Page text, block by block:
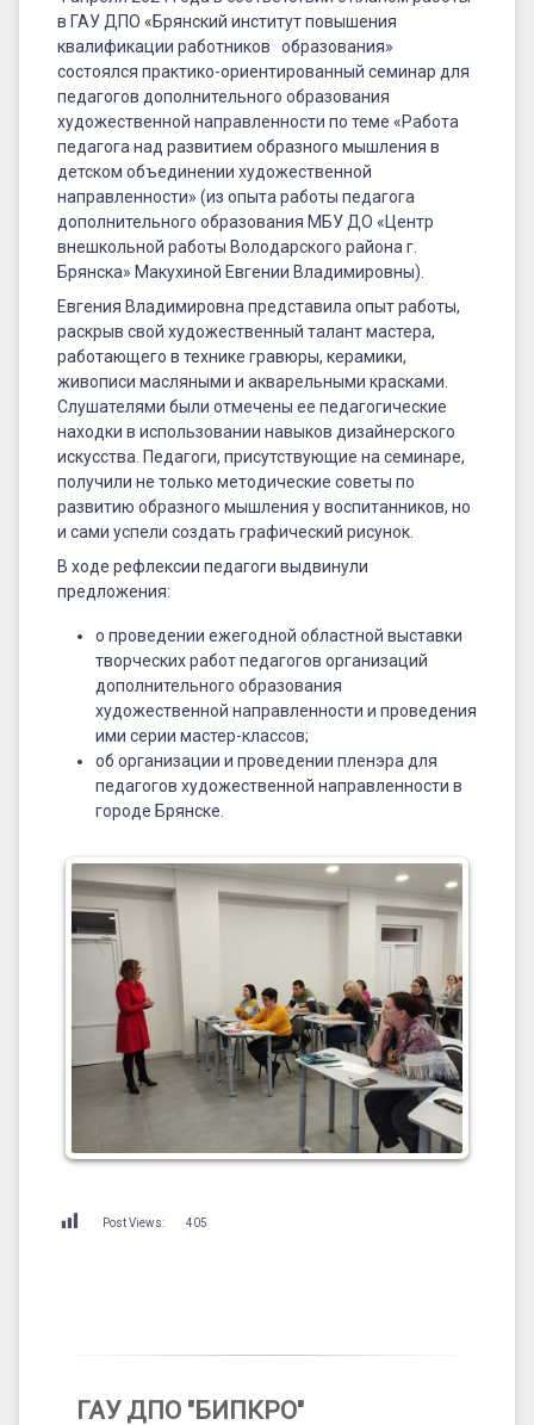
художественной
направленности»
в ГАУ ДПО «Брянский институт повышения
квалификации работников образования»
состоялся практико-ориентированный семинар для
педагогов дополнительного образования
художественной направленности по теме «Работа
педагога над развитием образного мышления в
детском объединении художественной
направленности» (из опыта работы педагога
дополнительного образования МБУ ДО «Центр
внешкольной работы Володарского района г.
Брянска» Макухиной Евгении Владимировны).
Евгения Владимировна представила опыт работы,
раскрыв свой художественный талант мастера,
работающего в технике гравюры, керамики,
живописи масляными и акварельными красками.
Слушателями были отмечены ее педагогические
находки в использовании навыков дизайнерского
искусства. Педагоги, присутствующие на семинаре,
получили не только методические советы по
развитию образного мышления у воспитанников, но
и сами успели создать графический рисунок.
В ходе рефлексии педагоги выдвинули
предложения:
о проведении ежегодной областной выставки
творческих работ педагогов организаций
дополнительного образования
художественной направленности и проведения
ими серии мастер-классов;
об организации и проведении пленэра для
педагогов художественной направленности в
городе Брянске.
Post Views: 405
ГАУ ДПО "БИПКРО"